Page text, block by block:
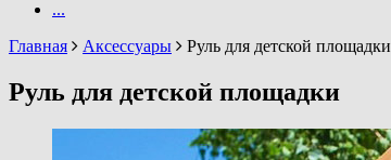
...
Главная
Аксессуары Руль для детской площадки
Руль для детской площадки